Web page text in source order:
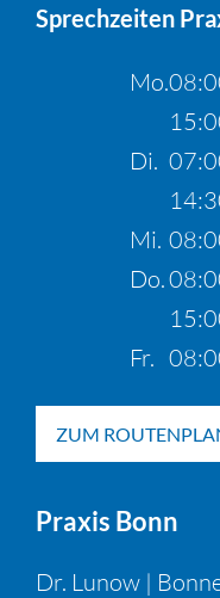
Sprechzeiten
Mo.
Di.
Mi.
Do.
Fr.
ZUM
Praxis Bonn
Dr. Lunow |